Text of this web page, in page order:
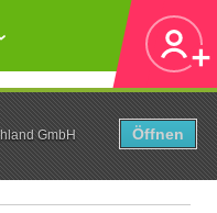
GmbH
Öffnen